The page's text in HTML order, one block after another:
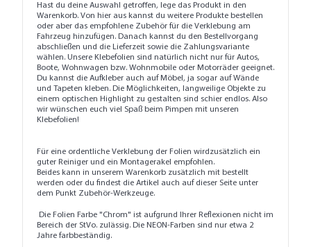
Hast du deine Auswahl getroffen, lege das Produkt in den
Warenkorb. Von hier aus kannst du weitere Produkte bestellen
oder aber das empfohlene Zubehör für die Verklebung am
Fahrzeug hinzufügen. Danach kannst du den Bestellvorgang
abschließen und die Lieferzeit sowie die Zahlungsvariante
wählen. Unsere Klebefolien sind natürlich nicht nur für Autos,
Boote, Wohnwagen bzw. Wohnmobile oder Motorräder geeignet.
Du kannst die Aufkleber auch auf Möbel, ja sogar auf Wände
und Tapeten kleben. Die Möglichkeiten, langweilige Objekte zu
einem optischen Highlight zu gestalten sind schier endlos. Also
wir wünschen euch viel Spaß beim Pimpen mit unseren
Klebefolien!
Für eine ordentliche Verklebung der Folien wirdzusätzlich ein
guter Reiniger und ein Montagerakel empfohlen.
Beides kann in unserem Warenkorb zusätzlich mit bestellt
werden oder du findest die Artikel auch auf dieser Seite unter
dem Punkt Zubehör-Werkzeuge.
Die Folien Farbe "Chrom" ist aufgrund Ihrer Reflexionen nicht im
Bereich der StVo. zulässig. Die NEON-Farben sind nur etwa 2
Jahre farbbeständig.